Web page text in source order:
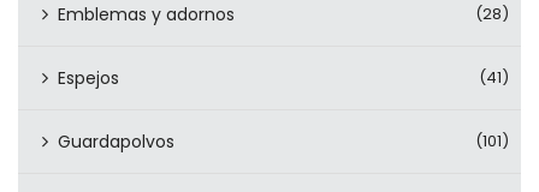
Emblemas y adornos (28)
Espejos (41)
Guardapolvos (101)